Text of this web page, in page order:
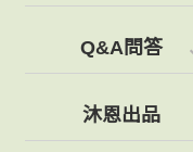
Q&A問答
沐恩出品